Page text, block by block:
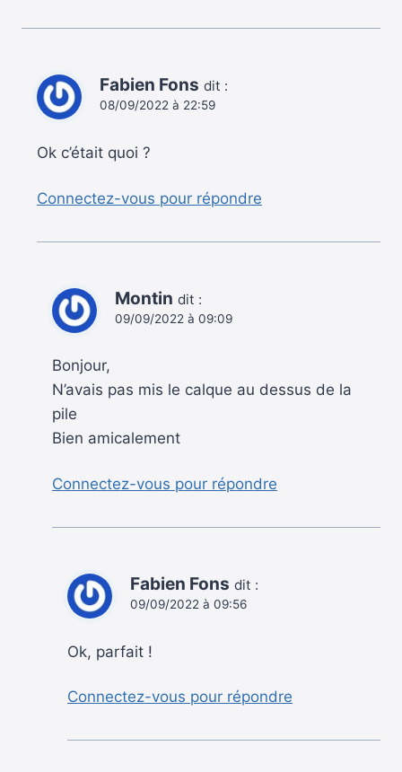
Fabien Fons dit :
08/09/2022 à 22:59
Ok c’était quoi ?
Connectez-vous pour répondre
Montin dit :
09/09/2022 à 09:09
Bonjour,
N’avais pas mis le calque au dessus de la
pile
Bien amicalement
Connectez-vous pour répondre
Fabien Fons dit :
09/09/2022 à 09:56
Ok, parfait !
Connectez-vous pour répondre